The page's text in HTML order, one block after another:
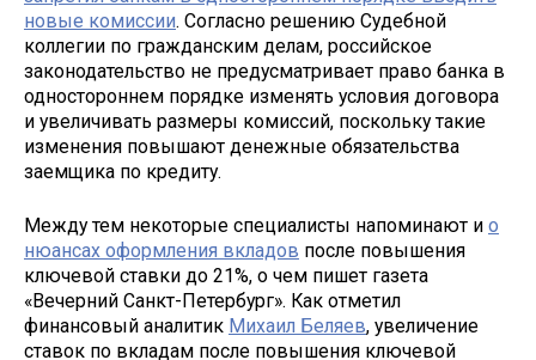
новые комиссии. Согласно решению Судебной
коллегии по гражданским делам, российское
законодательство не предусматривает право банка в
одностороннем порядке изменять условия договора
и увеличивать размеры комиссий, поскольку такие
изменения повышают денежные обязательства
заемщика по кредиту.
Между тем некоторые специалисты напоминают и о
нюансах оформления вкладов после повышения
ключевой ставки до 21%, о чем пишет газета
«Вечерний Санкт-Петербург». Как отметил
финансовый аналитик Михаил Беляев, увеличение
ставок по вкладам после повышения ключевой